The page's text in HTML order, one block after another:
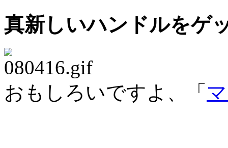
真新しいハンドルをゲ
おもしろいですよ、「